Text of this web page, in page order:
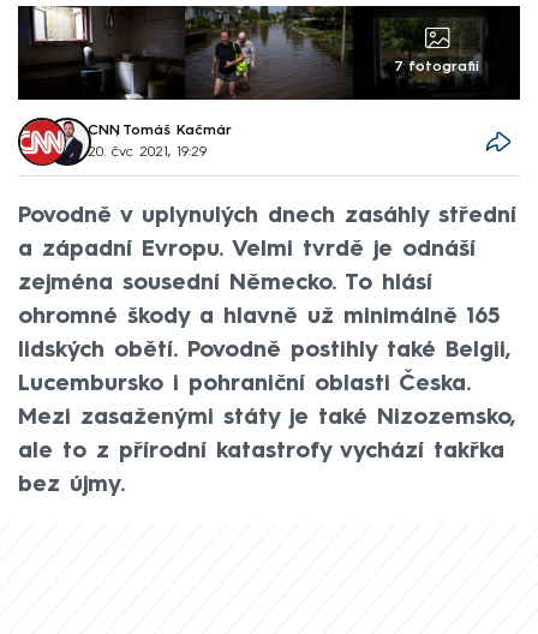
7 fotografií
CNN, Tomáš Kačmár
20. čvc 2021, 19:29
Povodně v uplynulých dnech zasáhly střední
a západní Evropu. Velmi tvrdě je odnáší
zejména sousední Německo. To hlásí
ohromné škody a hlavně už minimálně 165
lidských obětí. Povodně postihly také Belgii,
Lucembursko i pohraniční oblasti Česka.
Mezi zasaženými státy je také Nizozemsko,
ale to z přírodní katastrofy vychází takřka
bez újmy.